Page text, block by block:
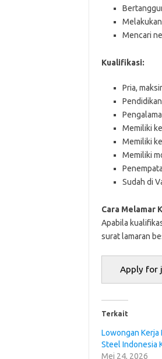
Mencari
Kualifikasi:
Pria,
Pendidikan
Memiliki
Memiliki
Memiliki
Sudah di
Cara Melamar
Aраbіlа
ѕurаt lаmаrаn
Terkait
Lowongan Kerja
Steel Indonesia
Mei 24, 2026